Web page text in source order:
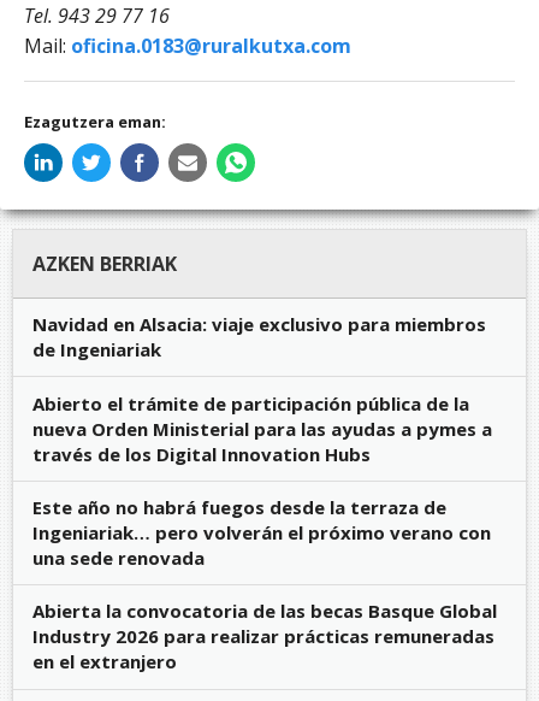
Tel. 943 29 77 16
Mail: oficina.0183@ruralkutxa.com
Ezagutzera eman:
AZKEN BERRIAK
Navidad en Alsacia: viaje exclusivo para miembros
de Ingeniariak
Abierto el trámite de participación pública de la
nueva Orden Ministerial para las ayudas a pymes a
través de los Digital Innovation Hubs
Este año no habrá fuegos desde la terraza de
Ingeniariak… pero volverán el próximo verano con
una sede renovada
Abierta la convocatoria de las becas Basque Global
Industry 2026 para realizar prácticas remuneradas
en el extranjero